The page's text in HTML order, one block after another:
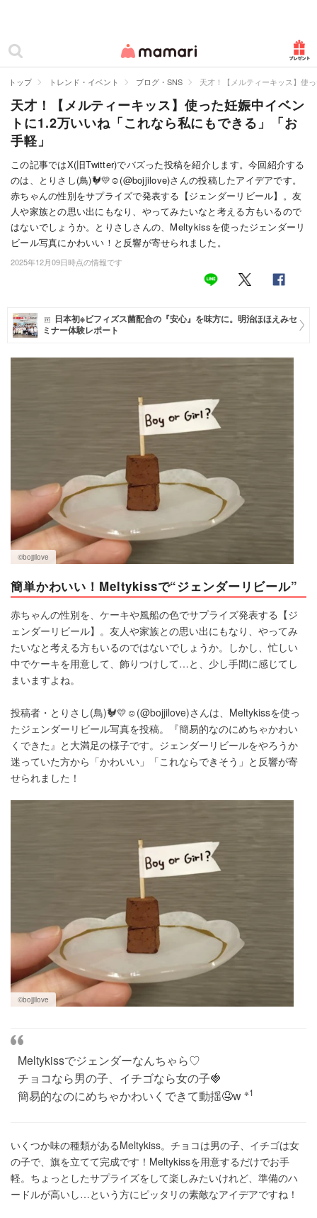
ママリ
カテゴリー一覧
妊娠
出産
赤ちゃん・育児
子育て・家族
病院
美容・ファッション
住まい
マネー
トップ トレンド・イベント ブログ・SNS 天才！【メルティーキッス】使
天才！【メルティーキッス】使った妊娠中イベン
トに1.2万いいね「これなら私にもできる」「お
手軽」
この記事ではX(旧Twitter)でバズった投稿を紹介します。今回紹介する
のは、とりさし(鳥)🐓💛☺︎(@bojjilove)さんの投稿したアイデアです。
赤ちゃんの性別をサプライズで発表する【ジェンダーリビール】。友
人や家族との思い出にもなり、やってみたいなと考える方もいるので
はないでしょうか。とりさしさんの、Meltykissを使ったジェンダーリ
ビール写真にかわいい！と反響が寄せられました。
2025年12月09日時点の情報です
日本初※ビフィズス菌配合の『安心』を味方に。明治ほほえみセ
ミナー体験レポート
©bojjilove
簡単かわいい！Meltykissで“ジェンダーリビール”
赤ちゃんの性別を、ケーキや風船の色でサプライズ発表する【ジ
ェンダーリビール】。友人や家族との思い出にもなり、やってみ
たいなと考える方もいるのではないでしょうか。しかし、忙しい
中でケーキを用意して、飾りつけして…と、少し手間に感じてし
まいますよね。
投稿者・とりさし(鳥)🐓💛☺︎(@bojjilove)さんは、Meltykissを使っ
たジェンダーリビール写真を投稿。『簡易的なのにめちゃかわい
くできた』と大満足の様子です。ジェンダーリビールをやろうか
迷っていた方から「かわいい」「これならできそう」と反響が寄
せられました！
©bojjilove
Meltykissでジェンダーなんちゃら♡
チョコなら男の子、イチゴなら女の子🍓
簡易的なのにめちゃかわいくできて動揺🤤w ※1
いくつか味の種類があるMeltykiss。チョコは男の子、イチゴは女
の子で、旗を立てて完成です！Meltykissを用意するだけでお手
軽。ちょっとしたサプライズをして楽しみたいけれど、準備のハ
ードルが高いし…という方にピッタリの素敵なアイデアですね！